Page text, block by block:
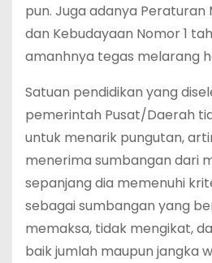
pun. Juga adanya Peraturan
dan Kebudayaan Nomor 1
amanhnya tegas melarang
Satuan pendidikan yang
pemerintah Pusat/Daerah
untuk menarik pungutan,
menerima sumbangan dari
sepanjang dia memenuhi
sebagai sumbangan yang
memaksa, tidak mengikat,
baik jumlah maupun jangka